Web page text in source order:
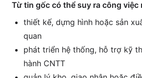
Từ tin gốc có thể suy ra công việc
thiết kế, dựng hình hoặc sản
quan
phát triển hệ thống, hỗ trợ kỹ
hành CNTT